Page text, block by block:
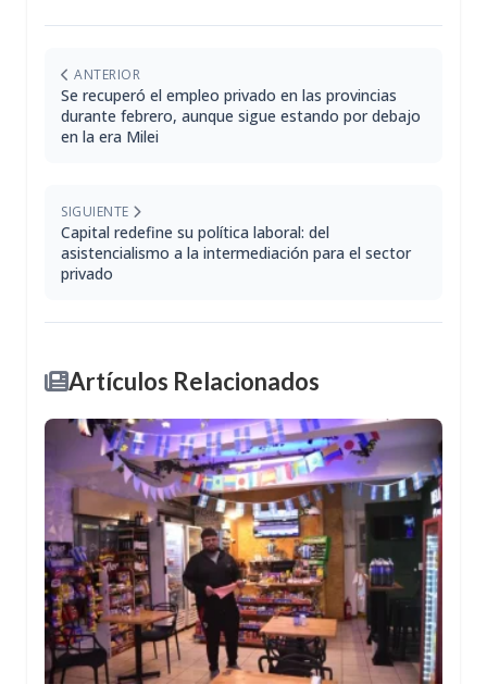
ANTERIOR
Se recuperó el empleo privado en las provincias
durante febrero, aunque sigue estando por debajo
en la era Milei
SIGUIENTE
Capital redefine su política laboral: del
asistencialismo a la intermediación para el sector
privado
Artículos Relacionados